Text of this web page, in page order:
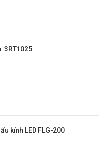
3RT1025
kính LED FLG-200